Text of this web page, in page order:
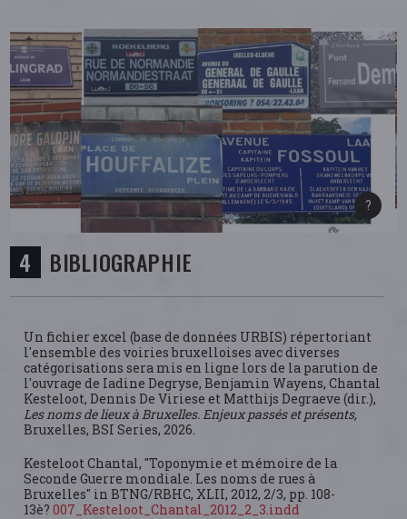
BIBLIOGRAPHIE
Un fichier excel (base de données URBIS) répertoriant
l'ensemble des voiries bruxelloises avec diverses
catégorisations sera mis en ligne lors de la parution de
l'ouvrage de Iadine Degryse, Benjamin Wayens, Chantal
Kesteloot, Dennis De Viriese et Matthijs Degraeve (dir.),
Les noms de lieux à Bruxelles. Enjeux passés et présents,
Bruxelles, BSI Series, 2026.
Kesteloot Chantal, "Toponymie et mémoire de la
Seconde Guerre mondiale. Les noms de rues à
Bruxelles" in BTNG/RBHC, XLII, 2012, 2/3, pp. 108-
13è?007_Kesteloot_Chantal_2012_2_3.indd